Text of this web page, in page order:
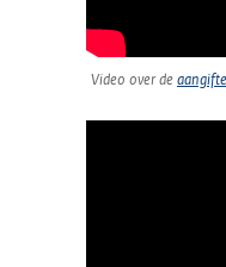
Video over de